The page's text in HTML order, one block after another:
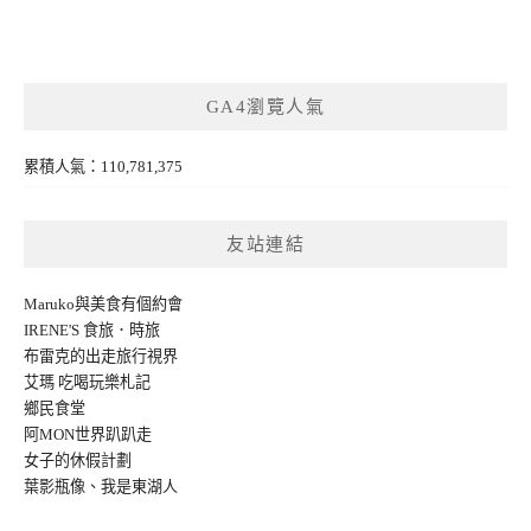
GA4瀏覽人氣
累積人氣：110,781,375
友站連結
Maruko與美食有個約會
IRENE'S 食旅．時旅
布雷克的出走旅行視界
艾瑪 吃喝玩樂札記
鄉民食堂
阿MON世界趴趴走
女子的休假計劃
葉影瓶像 、 我是東湖人